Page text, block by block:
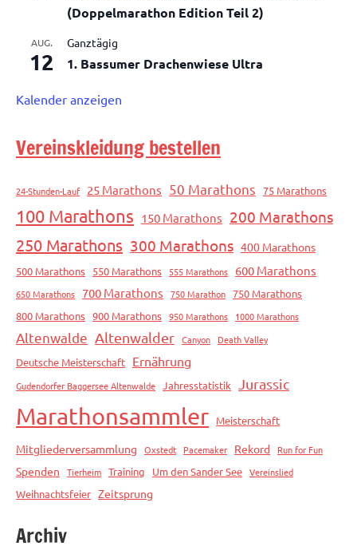
(Doppelmarathon Edition Teil 2)
AUG.
12
Ganztägig
1. Bassumer Drachenwiese Ultra
Kalender anzeigen
Vereinskleidung bestellen
24-Stunden-Lauf 25 Marathons 50 Marathons 75 Marathons
100 Marathons 150 Marathons 200 Marathons
250 Marathons 300 Marathons 400 Marathons
500 Marathons 550 Marathons 555 Marathons 600 Marathons
650 Marathons 700 Marathons 750 Marathon 750 Marathons
800 Marathons 900 Marathons 950 Marathons 1000 Marathons
Altenwalde Altenwalder Canyon Death Valley
Deutsche Meisterschaft Ernährung
Gudendorfer Baggersee Altenwalde Jahresstatistik Jurassic
Marathonsammler Meisterschaft
Mitgliederversammlung Oxstedt Pacemaker Rekord Run for Fun
Spenden Tierheim Training Um den Sander See Vereinslied
Weihnachtsfeier Zeitsprung
Archiv